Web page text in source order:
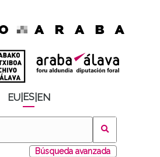
EU ES EN
Búsqueda avanzada